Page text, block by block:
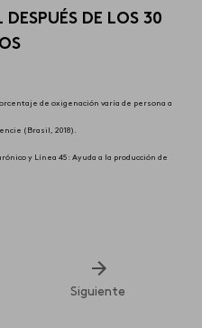
DE LOS 30
de oxigenación varía de persona a
(Brasil, 2018).
y Línea 45: Ayuda a la producción de
Siguiente